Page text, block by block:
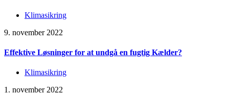
Klimasikring
9. november 2022
Effektive Løsninger for at undgå en fugtig Kælder?
Klimasikring
1. november 2022